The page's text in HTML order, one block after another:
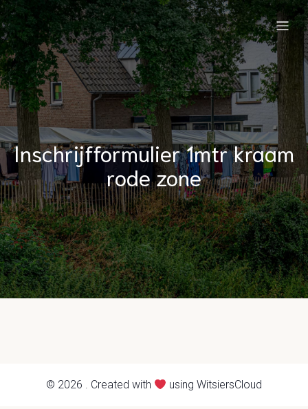
Inschrijfformulier 1mtr kraam
rode zone
© 2026 . Created with using WitsiersCloud